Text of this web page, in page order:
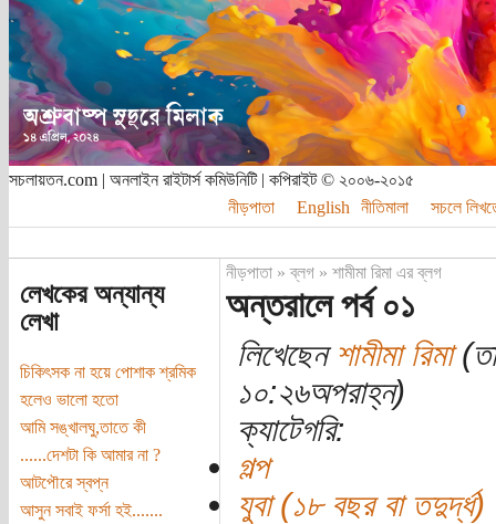
সচলায়তন.com | অনলাইন রাইটার্স কমিউনিটি | কপিরাইট © ২০০৬-২০১৫
নীড়পাতা
English নীতিমালা সচলে
লেখকের অন্যান্য
লেখা
চিকিৎসক না হয়ে পোশাক শ্রমিক
হলেও ভালো হতো
আমি সঙ্খালঘু,তাতে কী
......দেশটা কি আমার না ?
আটপৌরে স্বপ্ন
আসুন সবাই ফর্সা হই.......
নীড়পাতা»ব্লগ» শামীমা রিমা এর ব্লগ
অন্তরালে পর্ব ০১
লিখেছেনশামীমা রিমা
১০:২৬অপরাহ্ন)
ক্যাটেগরি:
গল্প
যুবা (১৮ বছর বা তদুর্দ্ধ)